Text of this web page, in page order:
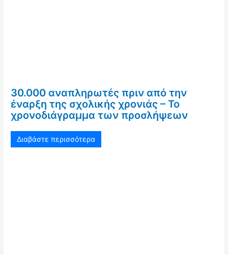
30.000 αναπληρωτές πριν από την
έναρξη της σχολικής χρονιάς – Το
χρονοδιάγραμμα των προσλήψεων
Διαβάστε περισσότερα